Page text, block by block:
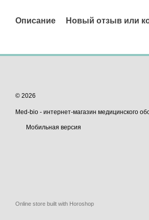
Описание Новый отзыв или
© 2026
Med-bio - интернет-магазин медицинского
Мобильная версия
Online store built with Horoshop